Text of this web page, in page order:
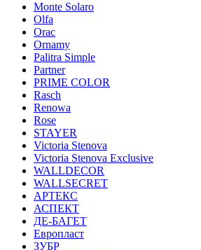
Monte Solaro
Olfa
Orac
Ornamy
Palitra Simple
Partner
PRIME COLOR
Rasch
Renowa
Rose
STAYER
Victoria Stenova
Victoria Stenova Exclusive
WALLDECOR
WALLSECRET
АРТЕКС
АСПЕКТ
ДЕ-БАГЕТ
Европласт
ЗУБР